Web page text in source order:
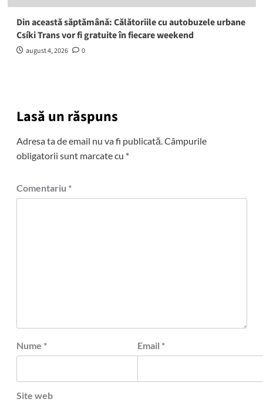
Din această săptămână: Călătoriile cu autobuzele urbane
Csíki Trans vor fi gratuite în fiecare weekend
august 4, 2026 0
Lasă un răspuns
Adresa ta de email nu va fi publicată.Câmpurile
obligatorii sunt marcate cu *
Comentariu *
Nume * Email *
Site web